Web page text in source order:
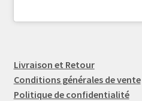
Livraison et Retour
Conditions générales de vente
Politique de confidentialité